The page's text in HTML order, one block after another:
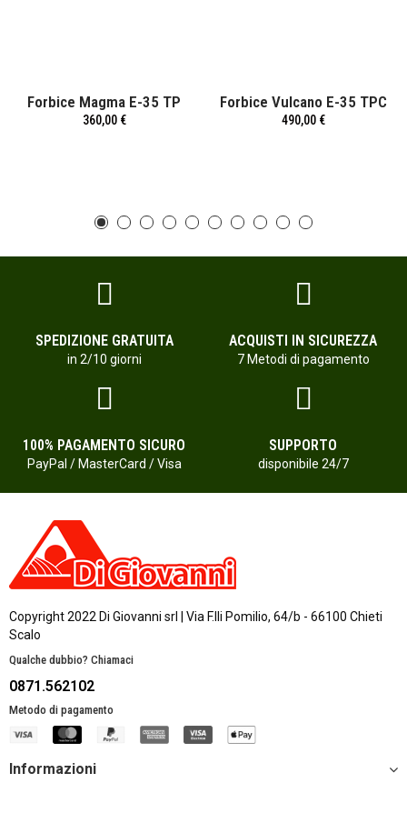
Forbice Magma E-35 TP
360,00 €
Forbice Vulcano E-35 TPC
490,00 €
SPEDIZIONE GRATUITA
in 2/10 giorni
ACQUISTI IN SICUREZZA
7 Metodi di pagamento
100% PAGAMENTO SICURO
PayPal / MasterCard / Visa
SUPPORTO
disponibile 24/7
Copyright 2022 Di Giovanni srl | Via F.lli Pomilio, 64/b - 66100 Chieti
Scalo
Qualche dubbio? Chiamaci
0871.562102
Metodo di pagamento
Informazioni